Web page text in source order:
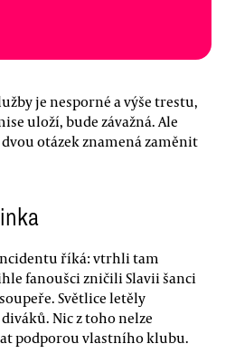
je nesporné a výše trestu,
uloží, bude závažná. Ale
otázek znamená zaměnit
říká: vtrhli tam
fanoušci zničili Slavii šanci
Světlice letěly
Nic z toho nelze
podporou vlastního klubu.